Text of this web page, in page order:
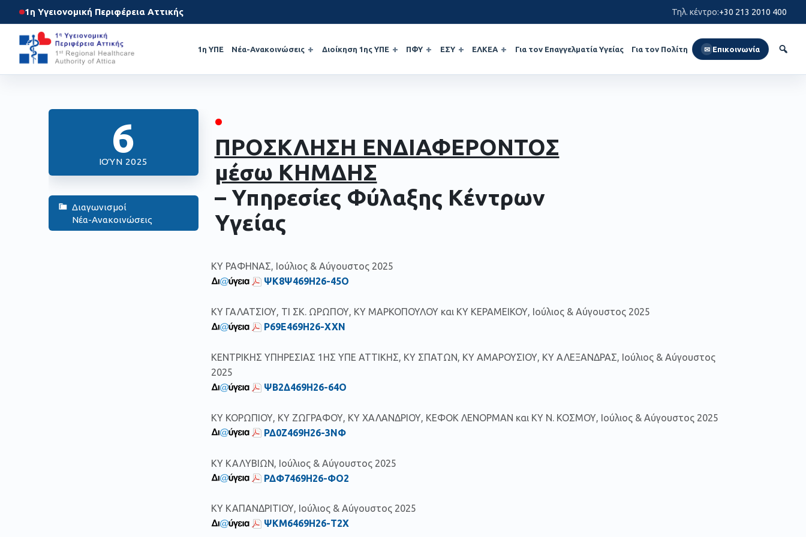
1η Υγειονομική Περιφέρεια Αττικής Τηλ. κέντρο:+30 213 2010 400
1η ΥΠΕ Νέα-Ανακοινώσεις Διοίκηση 1ης ΥΠΕ ΠΦΥ ΕΣΥ ΕΛΚΕΑ Για τον Επαγγελματία Υγείας Για τον Πολίτη ✉ Επικοινωνία
6
ΙΟΎΝ 2025
Διαγωνισμοί
Νέα-Ανακοινώσεις
•
ΠΡΟΣΚΛΗΣΗ ΕΝΔΙΑΦΕΡΟΝΤΟΣ
μέσω ΚΗΜΔΗΣ
– Υπηρεσίες Φύλαξης Κέντρων
Υγείας
ΚΥ ΡΑΦΗΝΑΣ, Ιούλιος & Αύγουστος 2025
ΨΚ8Ψ469Η26-45Ο
ΚΥ ΓΑΛΑΤΣΙΟΥ, ΤΙ ΣΚ. ΩΡΩΠΟΥ, ΚΥ ΜΑΡΚΟΠΟΥΛΟΥ και ΚΥ ΚΕΡΑΜΕΙΚΟΥ, Ιούλιος & Αύγουστος 2025
Ρ69Ε469Η26-ΧΧΝ
ΚΕΝΤΡΙΚΗΣ ΥΠΗΡΕΣΙΑΣ 1ΗΣ ΥΠΕ ΑΤΤΙΚΗΣ, ΚΥ ΣΠΑΤΩΝ, ΚΥ ΑΜΑΡΟΥΣΙΟΥ, ΚΥ ΑΛΕΞΑΝΔΡΑΣ, Ιούλιος & Αύγουστος
2025
ΨΒ2Δ469Η26-64Ο
ΚΥ ΚΟΡΩΠΙΟΥ, ΚΥ ΖΩΓΡΑΦΟΥ, ΚΥ ΧΑΛΑΝΔΡΙΟΥ, ΚΕΦΟΚ ΛΕΝΟΡΜΑΝ και ΚΥ Ν. ΚΟΣΜΟΥ, Ιούλιος & Αύγουστος 2025
ΡΔ0Ζ469Η26-3ΝΦ
ΚΥ ΚΑΛΥΒΙΩΝ, Ιούλιος & Αύγουστος 2025
ΡΔΦ7469Η26-ΦΟ2
ΚΥ ΚΑΠΑΝΔΡΙΤΙΟΥ, Ιούλιος & Αύγουστος 2025
ΨΚΜ6469Η26-Τ2Χ